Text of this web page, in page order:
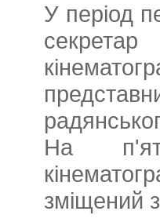
У період
На
зміщений